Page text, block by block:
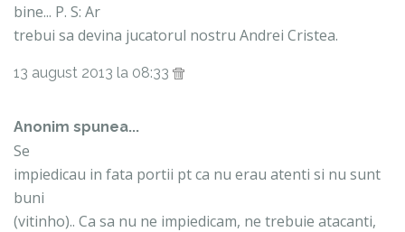
bine... P. S: Ar
trebui sa devina jucatorul nostru Andrei Cristea.
13 august 2013 la 08:33
Anonim spunea...
Se
impiedicau in fata portii pt ca nu erau atenti si nu sunt
buni
(vitinho).. Ca sa nu ne impiedicam, ne trebuie atacanti,